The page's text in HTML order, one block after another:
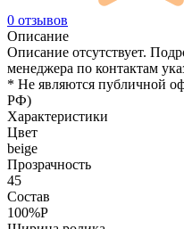
0 отзывов
Описание
Описание отсутствует.
менеджера по контактам
* Не являются публичной
РФ)
Характеристики
Цвет
beige
Прозрачность
45
Состав
100%P